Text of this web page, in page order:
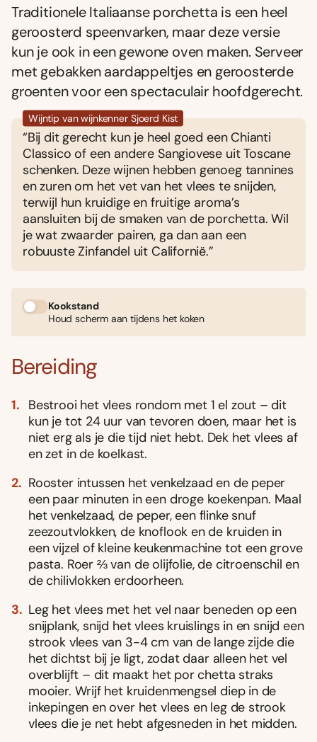
Traditionele Italiaanse porchetta is een heel
geroosterd speenvarken, maar deze versie
kun je ook in een gewone oven maken. Serveer
met gebakken aardappeltjes en geroosterde
groenten voor een spectaculair hoofdgerecht.
Wijntip van wijnkenner Sjoerd Kist
“Bij dit gerecht kun je heel goed een Chianti
Classico of een andere Sangiovese uit Toscane
schenken. Deze wijnen hebben genoeg tannines
en zuren om het vet van het vlees te snijden,
terwijl hun kruidige en fruitige aroma’s
aansluiten bij de smaken van de porchetta. Wil
je wat zwaarder pairen, ga dan aan een
robuuste Zinfandel uit Californië.”
Kookstand
Houd scherm aan tijdens het koken
Bereiding
Bestrooi het vlees rondom met 1 el zout – dit
kun je tot 24 uur van tevoren doen, maar het is
niet erg als je die tijd niet hebt. Dek het vlees af
en zet in de koelkast.
Rooster intussen het venkelzaad en de peper
een paar minuten in een droge koekenpan. Maal
het venkelzaad, de peper, een flinke snuf
zeezoutvlokken, de knoflook en de kruiden in
een vijzel of kleine keukenmachine tot een grove
pasta. Roer ⅔ van de olijfolie, de citroenschil en
de chilivlokken erdoorheen.
Leg het vlees met het vel naar beneden op een
snijplank, snijd het vlees kruislings in en snijd een
strook vlees van 3-4 cm van de lange zijde die
het dichtst bij je ligt, zodat daar alleen het vel
overblijft – dit maakt het por chetta straks
mooier. Wrijf het kruidenmengsel diep in de
inkepingen en over het vlees en leg de strook
vlees die je net hebt afgesneden in het midden.